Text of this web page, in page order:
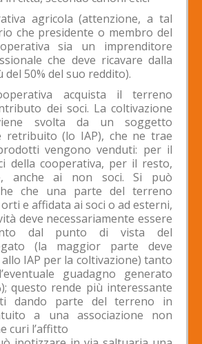
agricola (attenzione, a tal
che presidente o membro del
sia un imprenditore
che deve ricavare dalla
50% del suo reddito).
acquista il terreno
dei soci. La coltivazione
svolta da un soggetto
retribuito (lo IAP), che ne trae
vengono venduti: per il
della cooperativa, per il resto,
anche ai non soci. Si può
che una parte del terreno
e affidata ai soci o ad esterni,
deve necessariamente essere
dal punto di vista del
(la maggior parte deve
IAP per la coltivazione) tanto
guadagno generato
questo rende più interessante
dando parte del terreno in
a una associazione non
curi l’affitto